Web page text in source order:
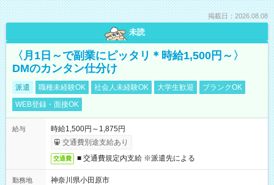
掲載日：2026.08.08
未読
〈月1日～で副業にピッタリ＊時給1,500円～〉
DMのカンタン仕分け
派遣 職種未経験OK 社会人未経験OK 大学生歓迎
ブランクOK
WEB登録・面接OK
給与
時給1,500円～1,875円
交通費別途支給あり
交通費 ■ 交通費規定内支給 ※派遣先による
勤務地
神奈川県小田原市